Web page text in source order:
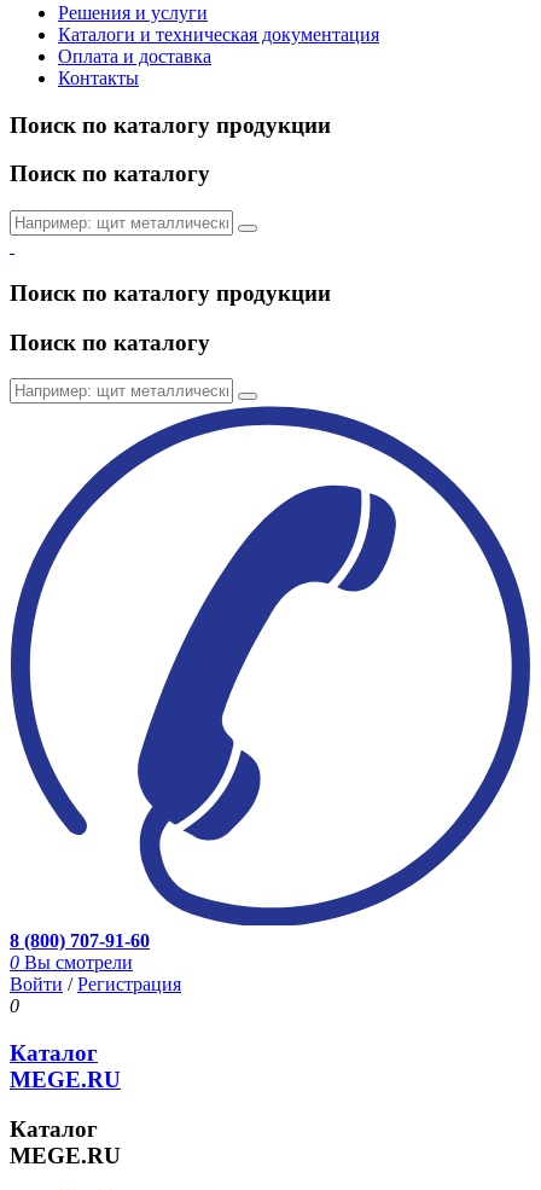
Решения и услуги
Каталоги и техническая документация
Оплата и доставка
Контакты
Поиск по каталогу продукции
Поиск по каталогу
Поиск по каталогу продукции
Поиск по каталогу
8 (800) 707-91-60
0 Вы смотрели
Войти /Регистрация
0
Каталог
MEGE.RU
Каталог
MEGE.RU